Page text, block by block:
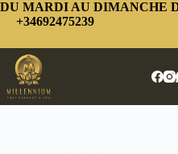
Passer
DU MARDI AU
+34692475239